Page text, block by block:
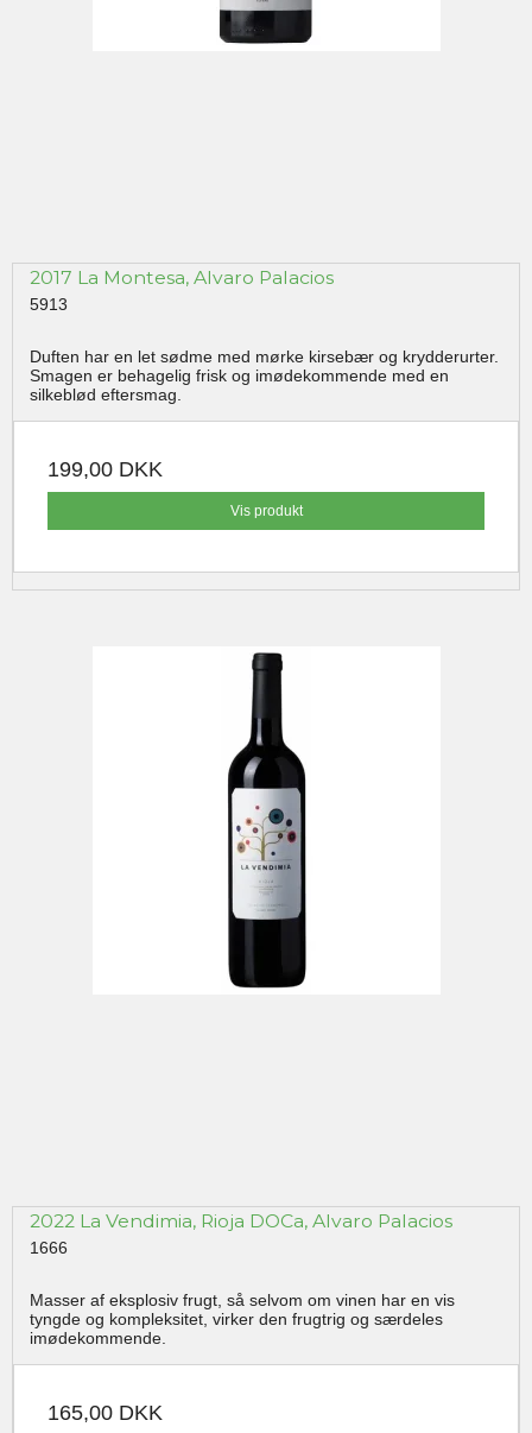
2017 La Montesa, Alvaro Palacios
5913
Duften har en let sødme med mørke kirsebær og krydderurter.
Smagen er behagelig frisk og imødekommende med en
silkeblød eftersmag.
199,00 DKK
Vis produkt
2022 La Vendimia, Rioja DOCa, Alvaro Palacios
1666
Masser af eksplosiv frugt, så selvom om vinen har en vis
tyngde og kompleksitet, virker den frugtrig og særdeles
imødekommende.
165,00 DKK